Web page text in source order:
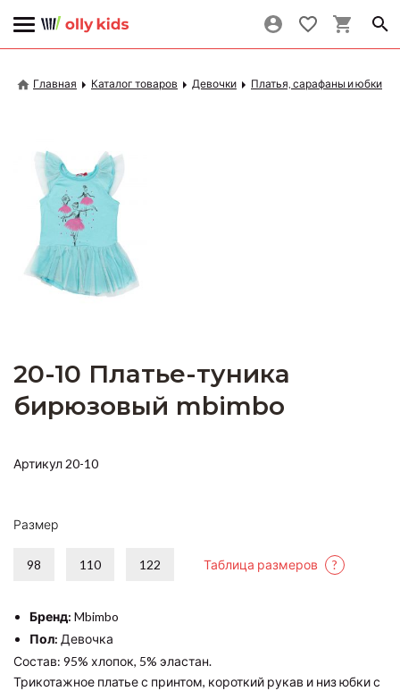
Главная Каталог товаров Девочки Платья, сарафаны и юбки
20-10 Платье-туника
бирюзовый mbimbo
Артикул 20-10
Размер
98 110 122 Таблица размеров ?
Бренд: Mbimbo
Пол: Девочка
Состав: 95% хлопок, 5% эластан.
Трикотажное платье с принтом, короткий рукав и низ юбки с